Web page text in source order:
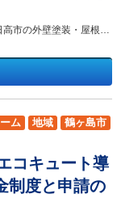
皆様こんにちは！！ 坂戸市、飯能市、東松山市、日高市の外壁塗装・屋根リフォーム専門店 株式会社色彩デザインです！ ご自宅のお風呂を新しくしたいと考えたとき、「一戸建てとマンションでは工事内容や費用にどのような違いがあるのだろう？」と疑問に思ったことはありませんか？ お風呂リフォームは人生の中で何度も経験するものではないため、不安や疑問を抱くのは当然のことです。 この記事では、一戸建てとマンションにおけるお風呂リフォームの違いや、それぞれの注意点、費用相場や工期の目安について分かりやすく解説します。 この記事を読むことで、一戸建てとマンションの構造的な違いを理解し、ご自宅に合ったリフォーム方法や、後悔しない業者選びのポイントが分かります。 浴室の老朽化や使い勝手にお悩みの方、費用を抑えながら満足できるリフォームを実現したい方は、ぜひ最後までご覧ください。 ▼合わせてチェック▼色彩デザインのショールーム [myphp file="comContactL01"] 一戸建てとマンションでは何が違う？お風呂リフォームの基本ポイント 一戸建てとマンションでは、建物の構造や管理方法が異なるため、お風呂リフォームの進め方にも大きな違いがあります。まずは基本的な違いを知ることが、満足できるリフォームへの第一歩です。 最大の違いは、工事の自由度と管理規約の有無です。 一戸建てでは、浴室を広げたり窓の位置を変更したりするなど、比較的自由度の高いリフォームが可能です。一方、マンションでは専有部分と呼ばれる限られた範囲で工事を行う必要があり、浴室の広さやレイアウトを大きく変更できないケースが多くあります。 さらに、マンションには管理組合が定める管理規約があり、工事可能な時間帯や搬入方法、防音対策などについて細かなルールが設けられていることも少なくありません。 このような違いを事前に把握しておくことで、リフォーム後の「思っていたのと違う」という後悔を防ぐことができます。 マンションのお風呂リフォームで失敗しないための注意点 マンションでは、一戸建てにはない構造的な制約や管理規約があるため、事前確認が非常に重要です。 特に注意したいのが、配管の位置です。 マンションでは排水管が下階の天井裏を通っているケースも多く、配管を自由に移動できない場合があります。そのため、希望していた位置へ浴槽や洗い場を変更できないことがあります。 実際に当社で施工したマンションでも、お客様から浴槽のレイアウト変更をご希望いただきましたが、配管の位置の関係で実現できなかったケースがありました。 このようなトラブルを防ぐためには、工事前に床下構造や配管の位置をしっかり調査することが重要です。 また、搬入経路の確認も欠かせません。 エレベーターや階段、玄関の幅が狭い場合は、希望するサイズのユニットバスを搬入できないことがあります。 さらに、管理組合への工事申請が必要なマンションも多く、着工前に申請書の提出や承認が必要になります。 近隣へのあいさつも忘れてはいけません。 工事期間中は騒音や作業員の出入りがあるため、事前にご近所へご説明しておくことで、トラブルを未然に防ぐことができます。 一戸建てのお風呂リフォームで知っておきたいメリットと注意点 一戸建てのお風呂リフォームは、デザインや設備選びの自由度が高いことが大きな魅力です。 例えば、浴室を広くしたり、窓の位置を変更したり、断熱性能の高い最新のユニットバスへ交換したりと、ご家族のライフスタイルに合わせたリフォームが実現しやすくなります。 当社でも、築20年以上の住宅で断熱性能を重視したユニットバスへ交換したお客様から、「冬でも浴室が暖かくなり、快適に入浴できるようになった」と喜びの声をいただいています。 また、最新のユニットバスは汚れが付きにくく、お手入れもしやすいため、毎日の掃除の負担を軽減できる点も大きなメリットです。 一方で注意したいのが、解体後に判明する劣化です。 築年数が経過した住宅では、浴室の下地や土台、柱が水漏れによって腐食していたり、シロアリ被害が見つかったりすることがあります。 その場合は補修工事が必要となり、追加費用が発生する可能性があります。 そのため、一戸建てでは事前調査をしっかり行い、補修工事も想定した資金計画を立てておくことが大切です。 費用・工期を徹底比較！一戸建てとマンションではどちらが高い？ お風呂リフォームの費用や工期は、建物の構造や既存の浴室の状態によって異なります。 一般的には、マンションの方が工事費用を抑えられるケースが多い傾向があります。 費用の目安は、マンションで約80〜120万円、一戸建てでは約100〜150万円です。 工期の目安は、マンションで3〜5日程度、一戸建てでは4〜7日程度となります。 ただし、在来工法の浴室からユニットバスへ変更する場合や、配管工事・補修工事が必要な場合には、費用・工期ともに大きく変わることがあります。 リフォームを計画する際は、現地調査を行ったうえで、正確な見積もりを確認することが重要です。 後悔しないお風呂リフォームを実現するための業者選びのポイント お風呂リフォームで満足のいく仕上がりを実現するためには、施工会社選びが非常に重要です。 一戸建てとマンションの両方で豊富な施工実績がある会社であれば、それぞれの建物に適した施工方法を提案してもらえます。 また、現地調査を丁寧に行い、見積書の内容を分かりやすく説明してくれる会社を選びましょう。 追加費用が発生する可能性についても事前に説明してくれる会社であれば、工事後のトラブルも防ぎやすくなります。 さらに、メーカーごとの特徴や補助金制度についても提案してくれる会社なら、より満足度の高いリフォームにつながります。 複数社から見積もりを取り、価格だけでなく提案内容や担当者の対応も比較しながら、信頼できる施工会社を選びましょう。 まとめ 一戸建てとマンションでは、建物の構造や管理規約の違いから、お風呂リフォームの方法や注意点、費用・工期にさまざまな違いがあります。 マンションでは配管や搬入経路、管理規約への対応が重要となり、一戸建てでは解体後の補修工事も考慮した計画が必要です。 それぞれの特徴を理解し、ご自宅に合ったリフォーム計画を立てることが、満足度の高い浴室づくりにつながります。 SDリフォームでは、坂戸市を中心に一戸建て・マンションを問わず数多くのお風呂リフォームを手掛けています。 現地調査・お見積りは無料ですので、「どのくらい費用がかかるの？」「希望しているユニットバスは設置できる？」といったご相談もお気軽にお問い合わせください。 地域密着ならではの丁寧な対応で、お客様一人ひとりに最適なリフォームプランをご提案いたします。 お風呂リフォームをご検討中の方は、ぜひSDリフォームへお任せください！ ▼合わせてチェック▼色彩デザインのショールーム [myphp file="comContactL01"]
コキュート導
制度と申請の
ム 地域 鶴ヶ島市